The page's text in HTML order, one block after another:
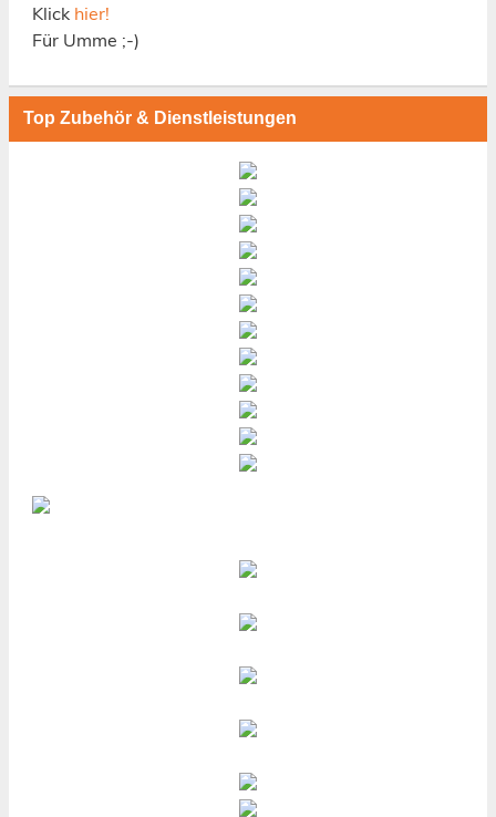
Klick hier!
Für Umme ;-)
Top Zubehör & Dienstleistungen